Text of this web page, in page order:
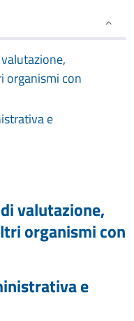
organismi con
e
valutazione,
organismi con
e